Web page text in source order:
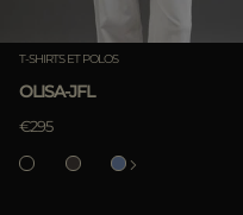
T-SHIRTS ET POLOS
OLISA-JFL
€295